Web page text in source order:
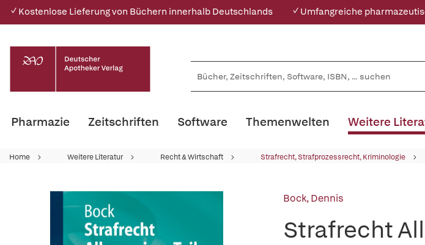
✓ Kostenlose Lieferung von Büchern innerhalb Deutschlands ✓ Umfangreiche
Pharmazie Zeitschriften Software Themenwelten Weitere
Home Weitere Literatur Recht & Wirtschaft Strafrecht, Strafprozessrecht, Kriminologie
Bock, Dennis
Strafrecht